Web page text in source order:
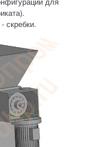
скребки.